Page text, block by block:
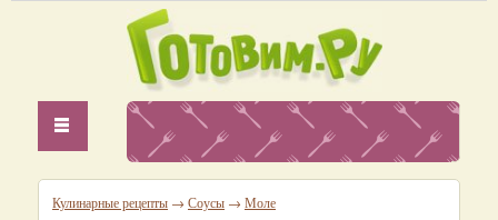
Кулинарные рецепты → Соусы → Моле